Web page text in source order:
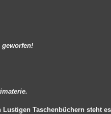
geworfen!
Taschenbüchern steht